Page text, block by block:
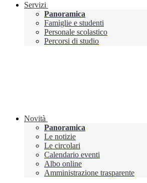
Servizi
Panoramica
Famiglie e studenti
Personale scolastico
Percorsi di studio
Novità
Panoramica
Le notizie
Le circolari
Calendario eventi
Albo online
Amministrazione trasparente